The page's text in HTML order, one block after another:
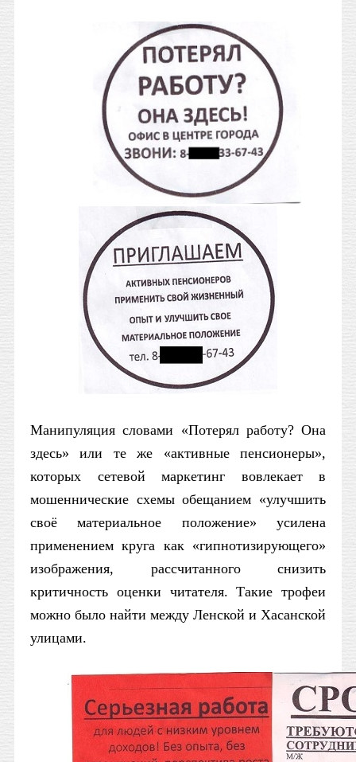
Манипуляция словами «Потерял работу? Она
здесь» или те же «активные пенсионеры»,
которых сетевой маркетинг вовлекает в
мошеннические схемы обещанием «улучшить
своё материальное положение» усилена
применением круга как «гипнотизирующего»
изображения, рассчитанного снизить
критичность оценки читателя. Такие трофеи
можно было найти между Ленской и Хасанской
улицами.